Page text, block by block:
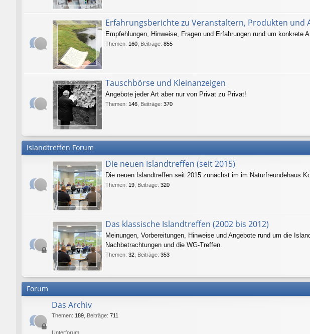
Erfahrungsberichte zu Veranstaltern, Produkten und
Empfehlungen, Hinweise, Fragen und Erfahrungen rund um konkrete
Themen: 160 Beiträge: 855
Tauschbörse und Kleinanzeigen
Angebote jeder Art aber nur von Privat zu Privat!
Themen: 146 Beiträge: 370
Islandtreffen Forum
Die neuen Islandtreffen (seit 2015)
Die neuen Islandtreffen seit 2015 zunächst im im Naturfreundehaus
Themen: 19 Beiträge: 320
Das klassische Islandtreffen (2002 bis 2012)
Meinungen, Vorbereitungen, Hinweise und Angebote rund um die
Nachbetrachtungen und die WG-Treffen.
Themen: 32 Beiträge: 353
Forum
Das Archiv
Themen: 189 Beiträge: 711
Unterforum: